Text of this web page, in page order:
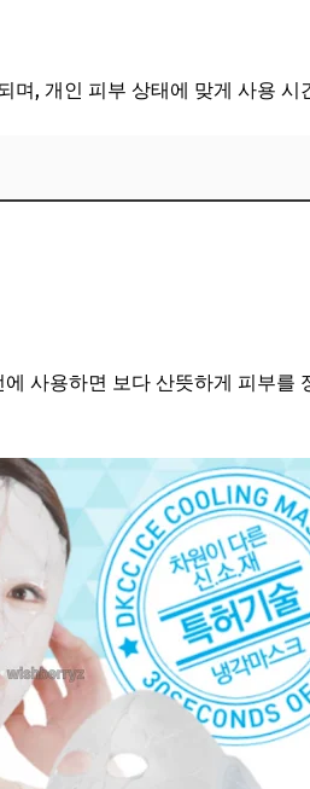
, 개인 피부 상태에 맞게 사용 시
사용하면 보다 산뜻하게 피부를